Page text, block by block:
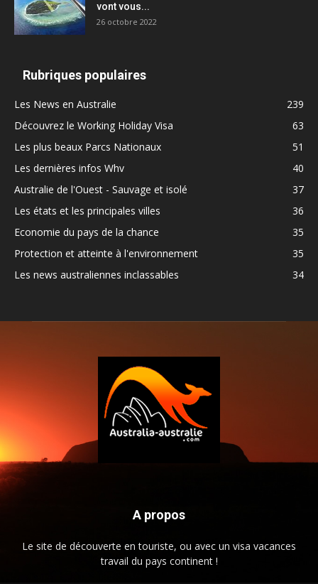
vont vous...
26 octobre 2022
Rubriques populaires
Les News en Australie
239
Découvrez le Working Holiday Visa
63
Les plus beaux Parcs Nationaux
51
Les dernières infos Whv
40
Australie de l'Ouest - Sauvage et isolé
37
Les états et les principales villes
36
Economie du pays de la chance
35
Protection et atteinte à l'environnement
35
Les news australiennes inclassables
34
A propos
Le site de découverte en touriste, ou avec un visa vacances
travail du pays continent !